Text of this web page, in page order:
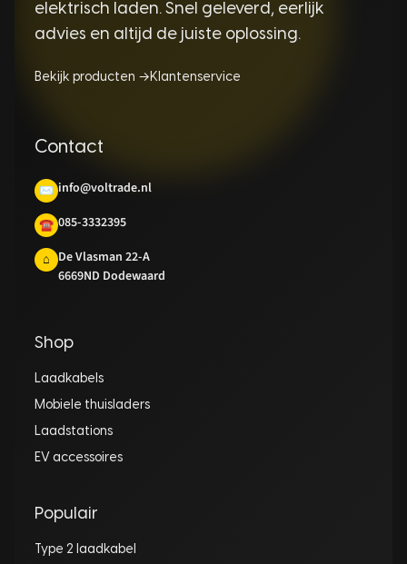
elektrisch laden. Snel geleverd, eerlijk
advies en altijd de juiste oplossing.
Bekijk producten →Klantenservice
Contact
✉ info@voltrade.nl
☎ 085-3332395
⌂
De Vlasman 22-A
6669ND Dodewaard
Shop
Laadkabels
Mobiele thuisladers
Laadstations
EV accessoires
Populair
Type 2 laadkabel